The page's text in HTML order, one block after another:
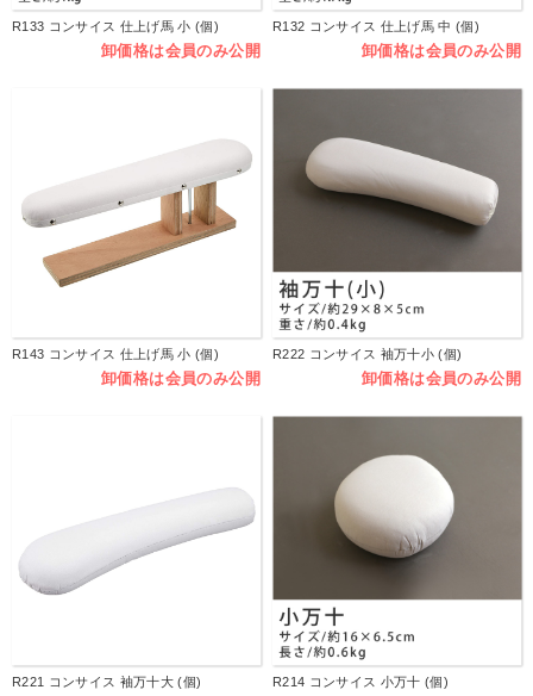
R133 コンサイス 仕上げ馬 小 (個)
卸価格は会員のみ公開
R132 コンサイス 仕上げ馬 中 (個)
卸価格は会員のみ公開
R143 コンサイス 仕上げ馬 小 (個)
卸価格は会員のみ公開
R222 コンサイス 袖万十小 (個)
卸価格は会員のみ公開
R221 コンサイス 袖万十大 (個) R214 コンサイス 小万十 (個)